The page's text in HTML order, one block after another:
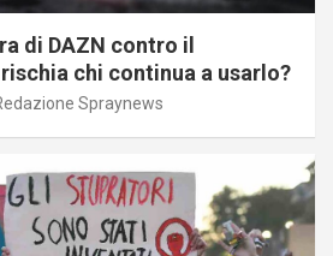
di DAZN contro il
chi continua a usarlo?
Spraynews